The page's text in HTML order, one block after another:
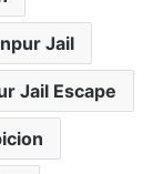
Jail
Jail Escape